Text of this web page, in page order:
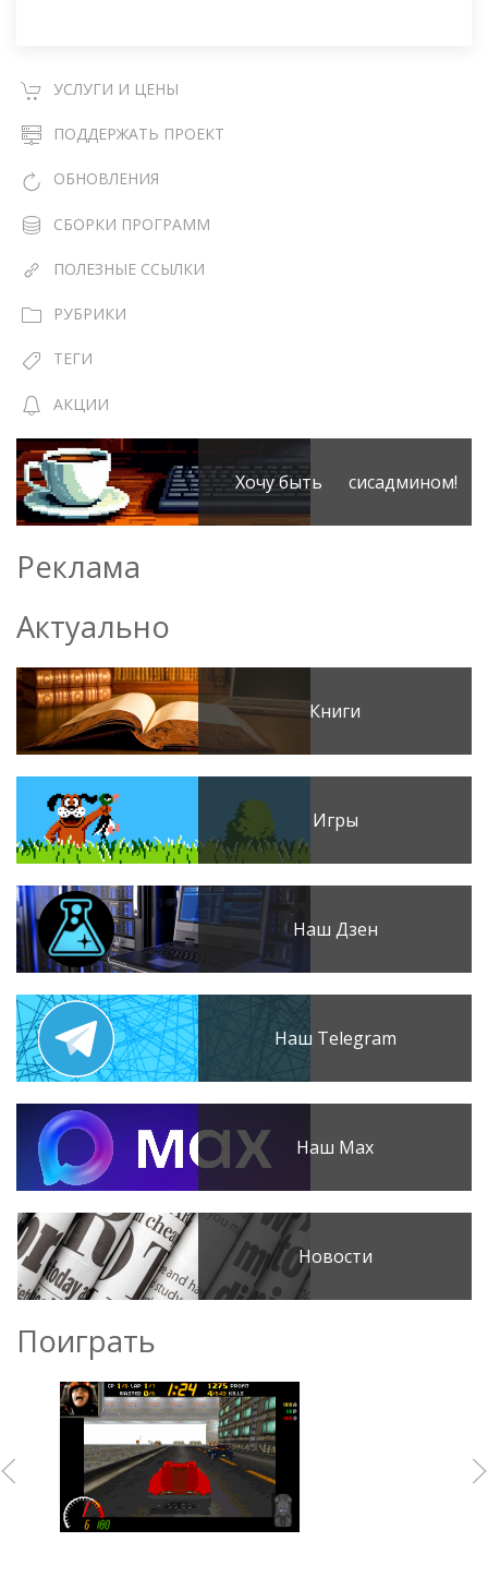
УСЛУГИ И ЦЕНЫ
ПОДДЕРЖАТЬ ПРОЕКТ
ОБНОВЛЕНИЯ
СБОРКИ ПРОГРАММ
ПОЛЕЗНЫЕ ССЫЛКИ
РУБРИКИ
ТЕГИ
АКЦИИ
Хочу быть сисадмином!
Реклама
Актуально
Книги
Игры
Наш Дзен
Наш Telegram
Наш Max
Новости
Поиграть